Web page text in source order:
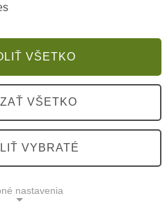
VŠETKO
VŠETKO
VYBRATÉ
nastavenia